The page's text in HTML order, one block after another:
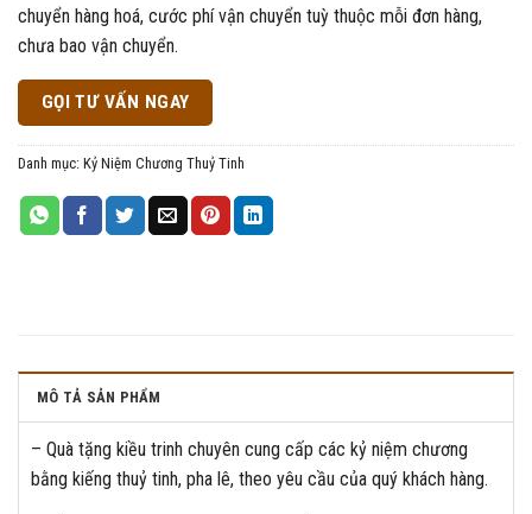
chuyển hàng hoá, cước phí vận chuyển tuỳ thuộc mỗi đơn hàng,
chưa bao vận chuyển.
GỌI TƯ VẤN NGAY
Danh mục: Kỷ Niệm Chương Thuỷ Tinh
MÔ TẢ SẢN PHẨM
– Quà tặng kiều trinh chuyên cung cấp các kỷ niệm chương
bằng kiếng thuỷ tinh, pha lê, theo yêu cầu của quý khách hàng.